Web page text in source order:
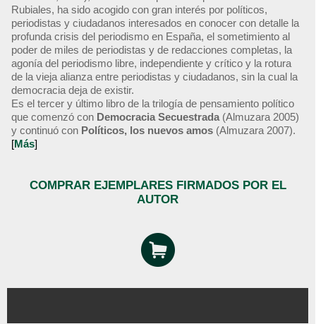
Rubiales, ha sido acogido con gran interés por políticos,
periodistas y ciudadanos interesados en conocer con detalle la
profunda crisis del periodismo en España, el sometimiento al
poder de miles de periodistas y de redacciones completas, la
agonía del periodismo libre, independiente y crítico y la rotura
de la vieja alianza entre periodistas y ciudadanos, sin la cual la
democracia deja de existir.
Es el tercer y último libro de la trilogía de pensamiento político
que comenzó con Democracia Secuestrada (Almuzara 2005)
y continuó con Políticos, los nuevos amos (Almuzara 2007).
[Más]
COMPRAR EJEMPLARES FIRMADOS POR EL
AUTOR